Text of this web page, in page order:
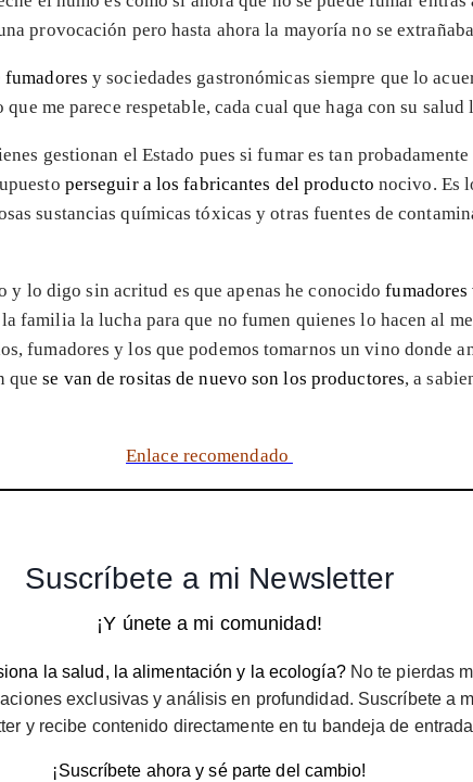
provocación pero hasta ahora la mayoría no se
y sociedades gastronómicas siempre que lo
me parece respetable, cada cual que haga con su salud
gestionan el Estado pues si fumar es tan probadamente
perseguir a los fabricantes del producto nocivo. Es
sustancias químicas tóxicas y otras fuentes de
lo digo sin acritud es que apenas he conocidofumadores
familia la lucha para que no fumen quienes lo hacen al
fumadores y los que podemos tomarnos un vino donde
quese van de rositas de nuevo son los productores, a
Enlace recomendado
Suscríbete a mi Newsletter
¡Y únete a mi comunidad!
la salud, la alimentación y la ecología?No te pierdas
exclusivas y análisis en profundidad. Suscríbete a
y recibe contenido directamente en tu bandeja de
¡Suscríbete ahora y sé parte del cambio!